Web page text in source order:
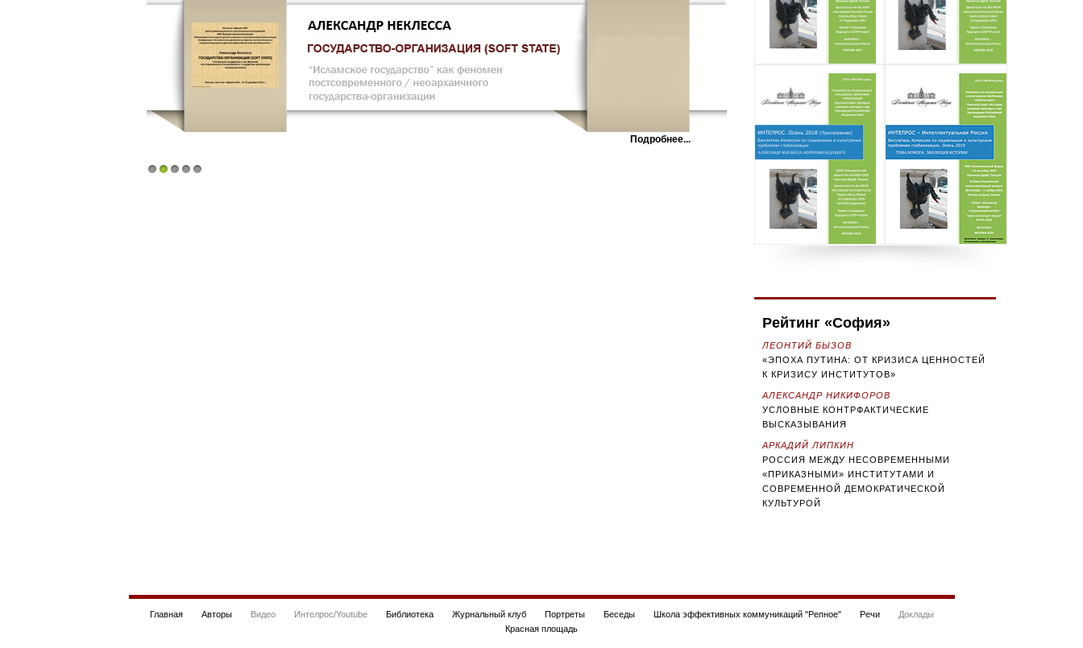
Подробнее...
Рейтинг «София»
ЛЕОНТИЙ БЫЗОВ
«ЭПОХА ПУТИНА: ОТ КРИЗИСА ЦЕННОСТЕЙ
К КРИЗИСУ ИНСТИТУТОВ»
АЛЕКСАНДР НИКИФОРОВ
УСЛОВНЫЕ КОНТРФАКТИЧЕСКИЕ
ВЫСКАЗЫВАНИЯ
АРКАДИЙ ЛИПКИН
РОССИЯ МЕЖДУ НЕСОВРЕМЕННЫМИ
«ПРИКАЗНЫМИ» ИНСТИТУТАМИ И
СОВРЕМЕННОЙ ДЕМОКРАТИЧЕСКОЙ
КУЛЬТУРОЙ
Главная Авторы Видео Интелрос/Youtube Библиотека Журнальный клуб Портреты Беседы Школа эффективных коммуникаций "Репное" Речи
Доклады
Красная площадь